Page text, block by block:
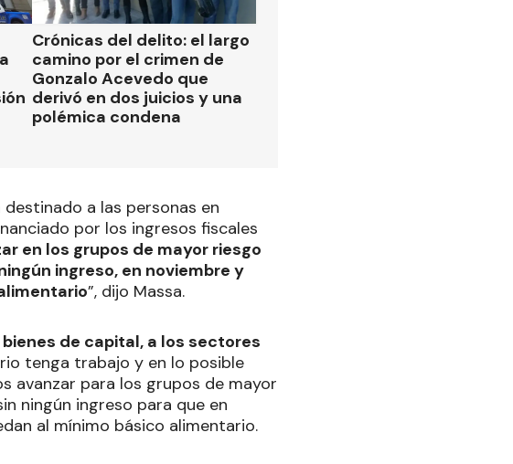
Crónicas del delito: el largo
camino por el crimen de
Gonzalo Acevedo que
derivó en dos juicios y una
polémica condena
a las personas en
por los ingresos fiscales
en los grupos de mayor riesgo
ingreso, en noviembre y
”, dijo Massa.
de capital, a los sectores
tenga trabajo y en lo posible
avanzar para los grupos de mayor
ningún ingreso para que en
al mínimo básico alimentario.